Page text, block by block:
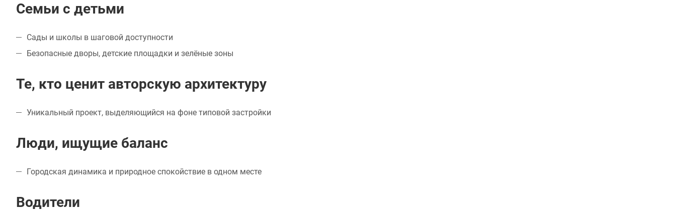
Семьи с детьми
Сады и школы в шаговой доступности
Безопасные дворы, детские площадки и зелёные зоны
Те, кто ценит авторскую архитектуру
Уникальный проект, выделяющийся на фоне типовой застройки
Люди, ищущие баланс
Городская динамика и природное спокойствие в одном месте
Водители